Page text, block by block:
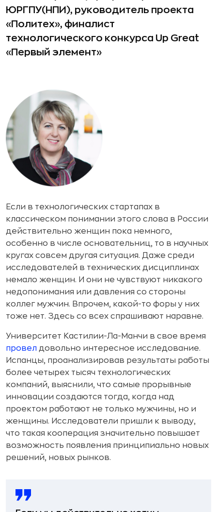
ЮРГПУ(НПИ), руководитель проекта
«Политех», финалист
технологического конкурса Up Great
«Первый элемент»
Если в технологических стартапах в
классическом понимании этого слова в России
действительно женщин пока немного,
особенно в числе основательниц, то в научных
кругах совсем другая ситуация. Даже среди
исследователей в технических дисциплинах
немало женщин. И они не чувствуют никакого
недопонимания или давления со стороны
коллег мужчин. Впрочем, какой-то форы у них
тоже нет. Здесь со всех спрашивают наравне.
Университет Кастилии-Ла-Манчи в свое время
провел довольно интересное исследование.
Испанцы, проанализировав результаты работы
более четырех тысяч технологических
компаний, выяснили, что самые прорывные
инновации создаются тогда, когда над
проектом работают не только мужчины, но и
женщины. Исследователи пришли к выводу,
что такая кооперация значительно повышает
возможность появления принципиально новых
решений, новых рынков.